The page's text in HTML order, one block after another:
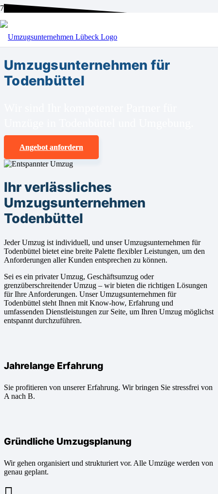
BEI UNS SIND SIE RICHTIG!
Umzugsunternehmen für
Todenbüttel
Angebot anfordern
Ihr verlässliches
Umzugsunternehmen
Todenbüttel
Jeder Umzug ist individuell, und unser Umzugsunternehmen für
Todenbüttel bietet eine breite Palette flexibler Leistungen, um den
Anforderungen aller Kunden entsprechen zu können.
Sei es ein privater Umzug, Geschäftsumzug oder
grenzüberschreitender Umzug – wir bieten die richtigen Lösungen
für Ihre Anforderungen. Unser Umzugsunternehmen für
Todenbüttel steht Ihnen mit Know-how, Erfahrung und
umfassenden Dienstleistungen zur Seite, um Ihren Umzug möglichst
entspannt durchzuführen.
Jahrelange Erfahrung
Sie profitieren von unserer Erfahrung. Wir bringen Sie stressfrei von
A nach B.
Gründliche Umzugsplanung
Wir gehen organisiert und strukturiert vor. Alle Umzüge werden von
genau geplant.